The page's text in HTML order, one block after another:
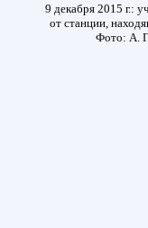
9 декабря 2015 г.:
от станции,
Фото: А.